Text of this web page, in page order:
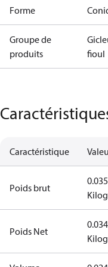
Forme
Groupe de
produits
fioul
Caractéristique
Poids brut
0.035
Poids Net
0.034